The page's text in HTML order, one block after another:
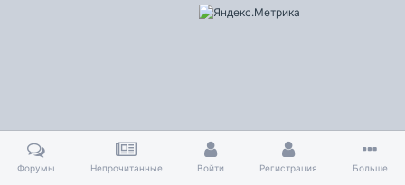
Форумы Непрочитанные Войти Регистрация Больше